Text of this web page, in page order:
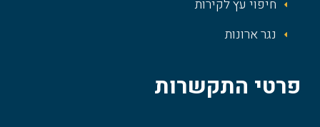
חיפוי עץ לקירות
נגר ארונות
פרטי התקשרות